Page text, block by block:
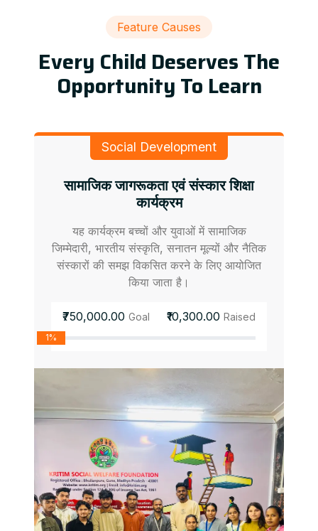
Feature Causes
Every Child Deserves The
Opportunity To Learn
Social Development
सामाजिक जागरूकता एवं संस्कार शिक्षा
कार्यक्रम
यह कार्यक्रम बच्चों और युवाओं में सामाजिक
जिम्मेदारी, भारतीय संस्कृति, सनातन मूल्यों और नैतिक
संस्कारों की समझ विकसित करने के लिए आयोजित
किया जाता है।
₹750,000.00 Goal ₹10,300.00 Raised
1%